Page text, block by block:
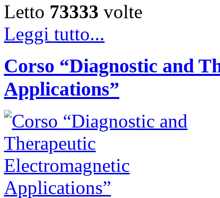
Letto 73333 volte
Leggi tutto...
Corso “Diagnostic and
Applications”